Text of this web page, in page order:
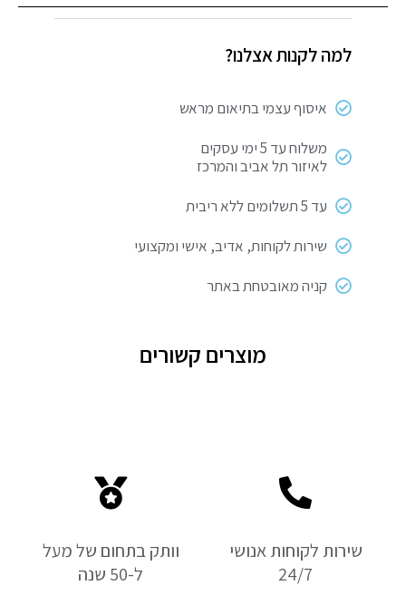
סופה
דיגיטלי
למה לקנות אצלנו?
איסוף עצמי בתיאום מראש
משלוח עד 5 ימי עסקים
לאיזור תל אביב והמרכז
עד 5 תשלומים ללא ריבית
שירות לקוחות, אדיב, אישי ומקצועי
קניה מאובטחת באתר
מוצרים קשורים
שירות לקוחות אנושי
24/7
וותק בתחום של מעל
ל-50 שנה